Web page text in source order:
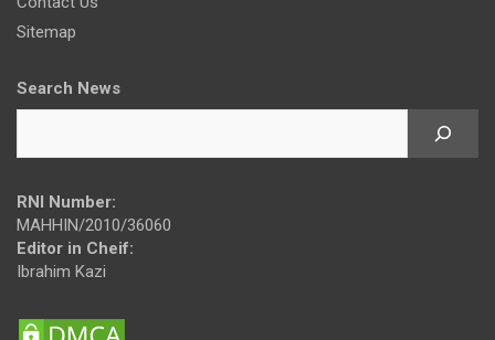
Sitemap
Search News
RNI Number:
MAHHIN/2010/36060
Editor in Cheif:
Ibrahim Kazi